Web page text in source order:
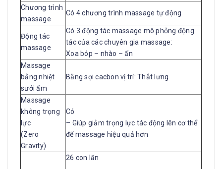
Chương trình
massage
Có 4 chương trình massage tự động
Động tác
massage
Có 3 động tác massage mô phỏng động
tác của các chuyên gia massage:
Xoa bóp – nhào – ấn
Massage
bằng nhiệt
sưởi ấm
Bằng sợi cacbon vị trí: Thắt lưng
Massage
không trọng
lực
(Zero
Gravity)
Có
– Giúp giảm trọng lực tác động lên cơ thể
để massage hiệu quả hơn
26 con lăn